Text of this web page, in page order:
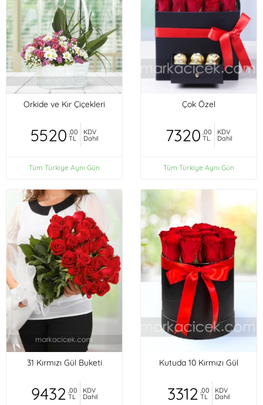
Orkide ve Kır Çiçekleri
5520 ,00
TL
KDV
Dahil
Tüm Türkiye Aynı Gün
Çok Özel
7320 ,00
TL
KDV
Dahil
Tüm Türkiye Aynı Gün
31 Kırmızı Gül Buketi
9432 ,00
TL
KDV
Dahil
Kutuda 10 Kırmızı Gül
3312 ,00
TL
KDV
Dahil